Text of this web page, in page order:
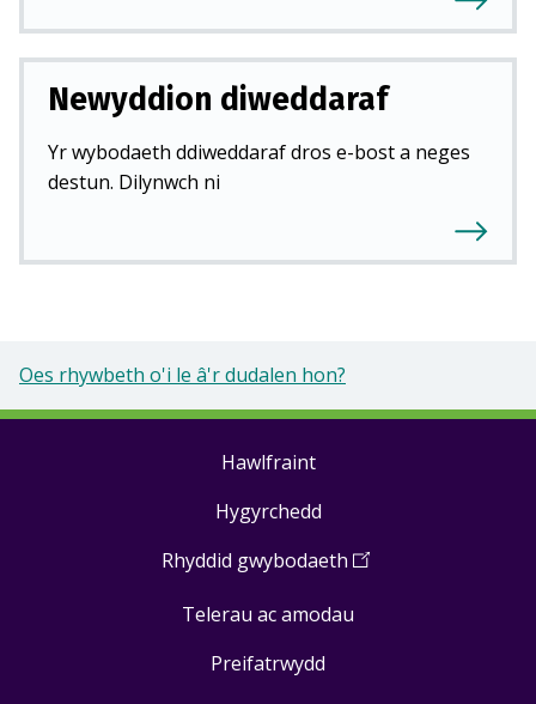
Newyddion diweddaraf
Yr wybodaeth ddiweddaraf dros e-bost a neges
destun. Dilynwch ni
Oes rhywbeth o'i le â'r dudalen hon?
Hawlfraint
Hygyrchedd
Rhyddid gwybodaeth (Open
a
Telerau ac amodau
Preifatrwydd